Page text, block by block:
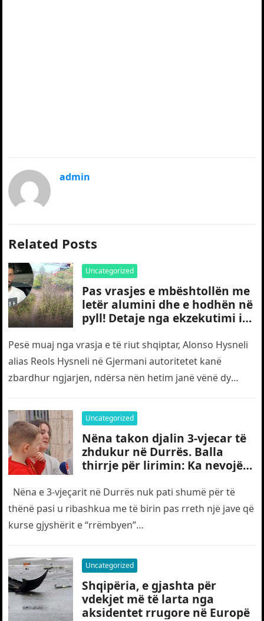
admin
Related Posts
Uncategorized
Pas vrasjes e mbështollën me
letër alumini dhe e hodhën në
pyll! Detaje nga ekzekutimi i
Pesë muaj nga vrasja e të riut shqiptar, Alonso Hysneli
alias Reols Hysneli në Gjermani autoritetet kanë
zbardhur ngjarjen, ndërsa nën hetim janë vënë dy
Uncategorized
Nëna takon djalin 3-vjecar të
zhdukur në Durrës. Balla
thirrje për lirimin: Ka nevojë
Nëna e 3-vjeçarit në Durrës nuk pati shumë për të
thënë pasi u ribashkua me të birin pas rreth një jave që
kurse gjyshërit e “rrëmbyen”…
Uncategorized
Shqipëria, e gjashta për
vdekjet më të larta nga
aksidentet rrugore në Europë